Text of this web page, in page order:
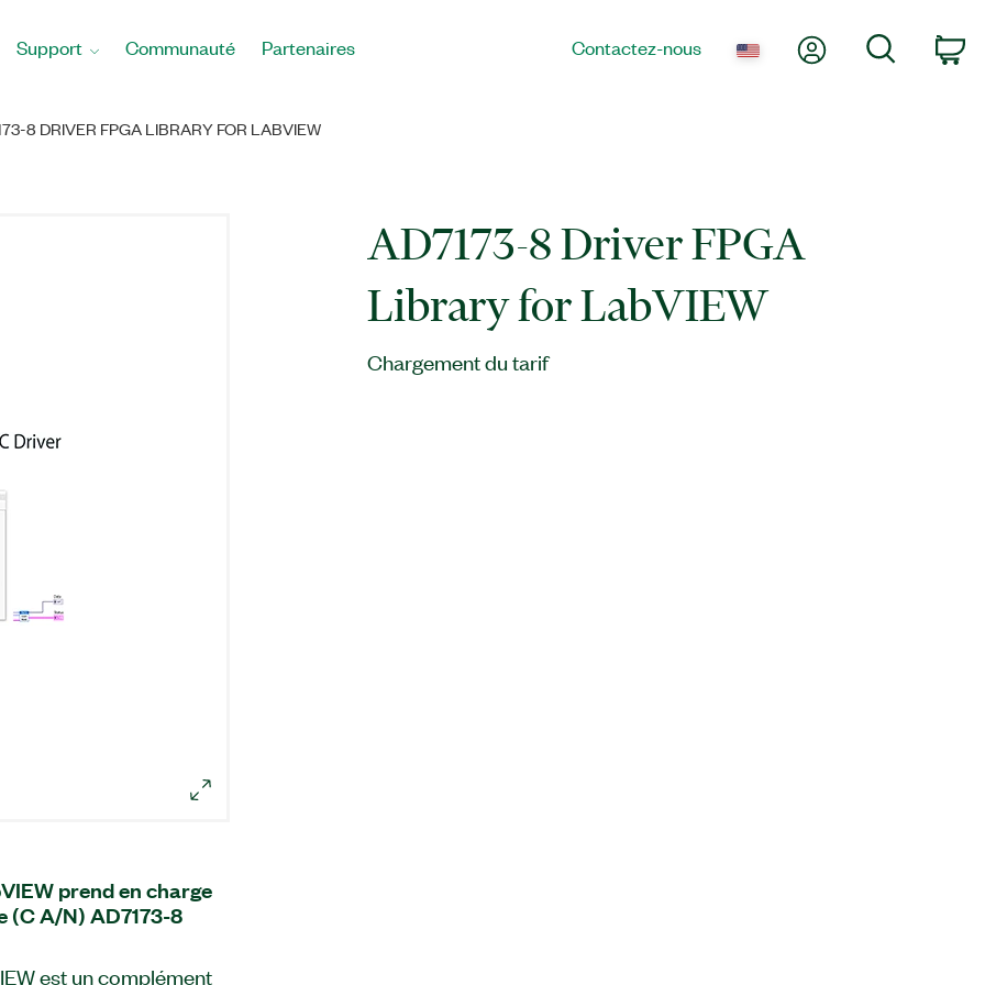
Support Communauté Partenaires Contactez-nous Mon compte
8 DRIVER FPGA LIBRARY FOR LABVIEW
AD7173-8 Driver FPGA
Library for LabVIEW
Chargement du tarif
prend en charge
(C A/N) AD7173-8
est un complément